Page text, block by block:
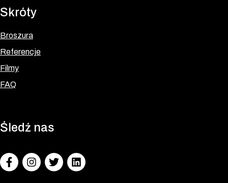
Skróty
Broszura
Referencje
Filmy
FAQ
Śledź nas
FacebookInstagram
TwitterLinkedIn